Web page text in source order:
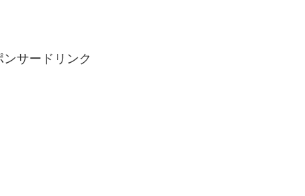
ンサードリンク